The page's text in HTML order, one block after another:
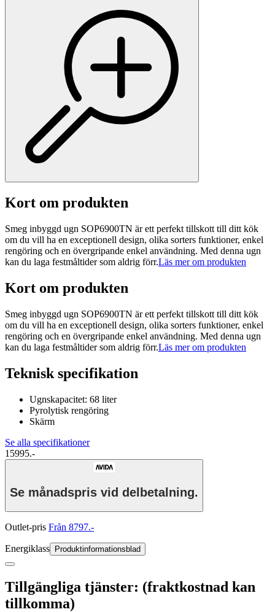
Kort om produkten
Smeg inbyggd ugn SOP6900TN är ett perfekt tillskott till ditt kök
om du vill ha en exceptionell design, olika sorters funktioner, enkel
rengöring och en övergripande enkel användning. Med denna ugn
kan du laga festmåltider som aldrig förr.Läs mer om produkten
Kort om produkten
Smeg inbyggd ugn SOP6900TN är ett perfekt tillskott till ditt kök
om du vill ha en exceptionell design, olika sorters funktioner, enkel
rengöring och en övergripande enkel användning. Med denna ugn
kan du laga festmåltider som aldrig förr.Läs mer om produkten
Teknisk specifikation
Ugnskapacitet: 68 liter
Pyrolytisk rengöring
Skärm
Se alla specifikationer
15995.-
Se månadspris vid delbetalning.
Outlet-pris Från 8797.-
Energiklass Produktinformationsblad
Tillgängliga tjänster: (fraktkostnad kan
tillkomma)